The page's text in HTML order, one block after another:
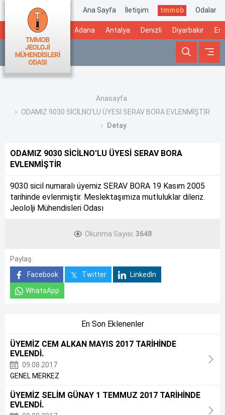
Ana Sayfa İletişim tmmob Odalar
Adana Antalya Denizli Diyarbakır
Anasayfa
ODAMIZ 9030 SİCİLNO'LU ÜYESİ SERAV BORA EVLENMİŞTİR
Detay
ODAMIZ 9030 SİCİLNO'LU ÜYESİ SERAV BORA
EVLENMİŞTİR
9030 sicil numaralı üyemiz SERAV BORA 19 Kasım 2005
tarihinde evlenmiştir. Meslektaşımıza mutluluklar dileriz.
Jeololji Mühendisleri Odası
Okunma Sayısı: 3648
Paylaş:
Facebook
Twitter
LinkedIn
WhatsApp
En Son Eklenenler
ÜYEMİZ CEM ALKAN MAYIS 2017 TARİHİNDE
EVLENDİ.
09.08.2017
GENEL MERKEZ
ÜYEMİZ SELİM GÜNAY 1 TEMMUZ 2017 TARİHİNDE
EVLENDİ.